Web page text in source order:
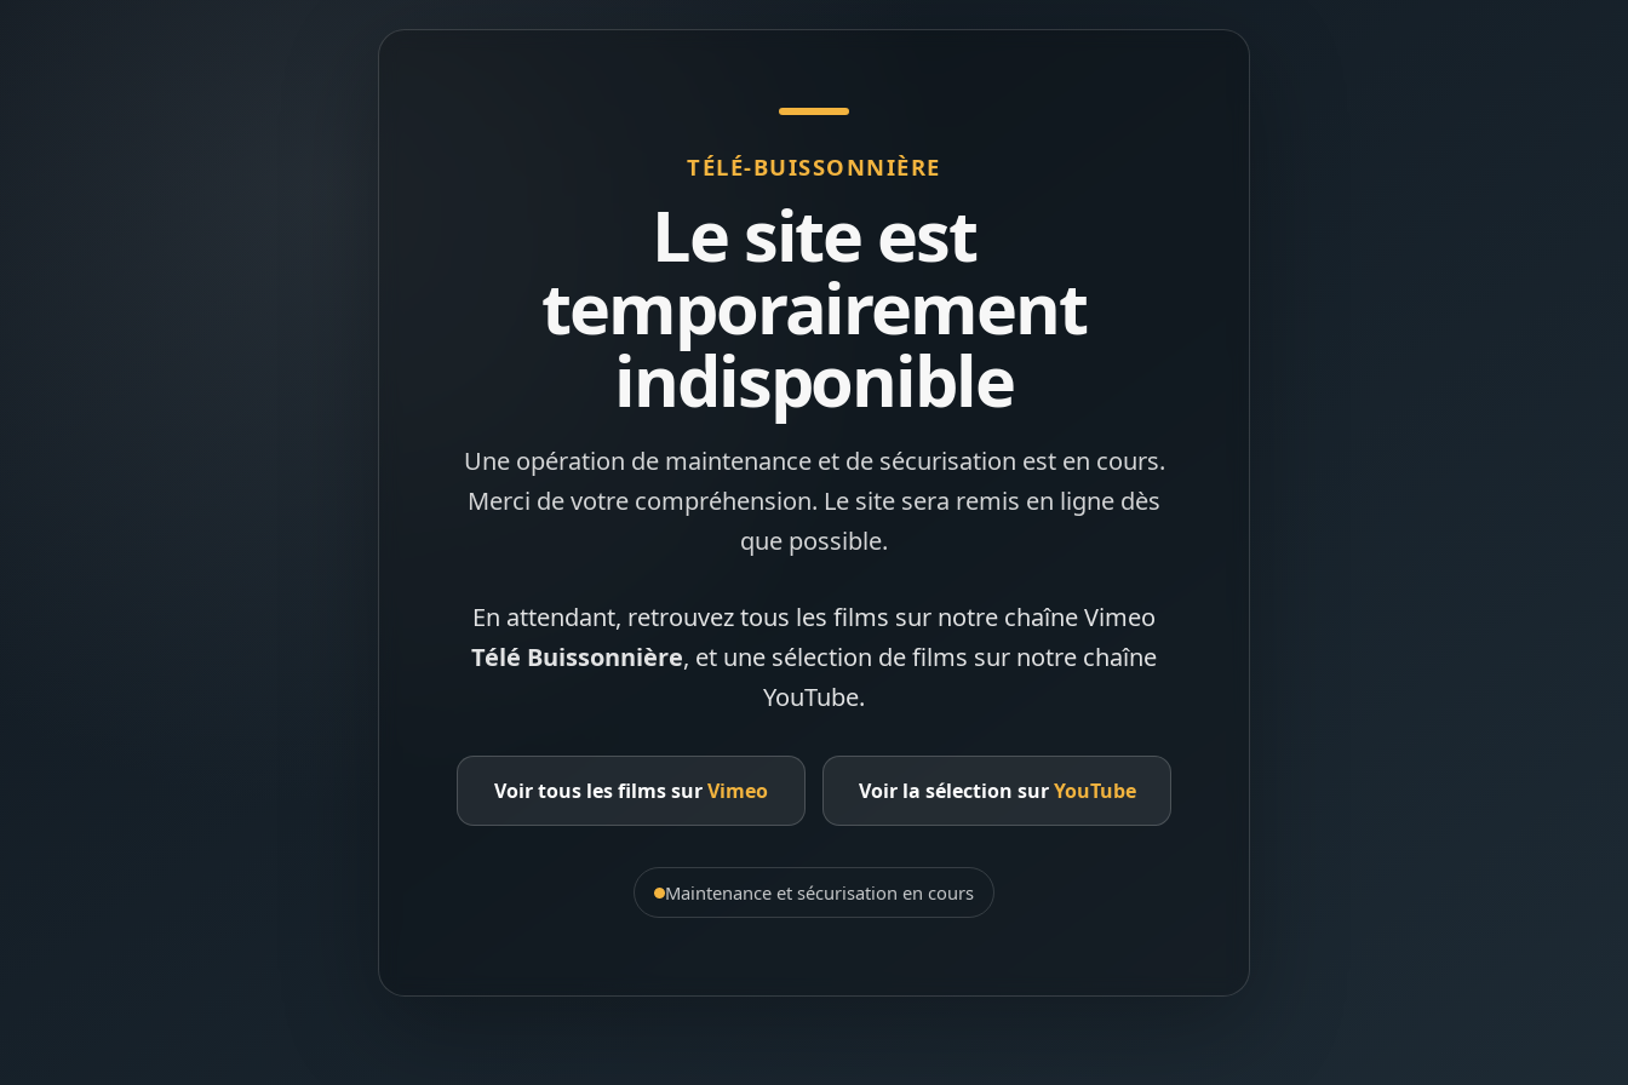
TÉLÉ-BUISSONNIÈRE
Le site est
temporairement
indisponible
Une opération de maintenance et de sécurisation est en cours.
Merci de votre compréhension. Le site sera remis en ligne dès
que possible.
En attendant, retrouvez tous les films sur notre chaîne Vimeo
Télé Buissonnière, et une sélection de films sur notre chaîne
YouTube.
Voir tous les films surVimeo Voir la sélection surYouTube
Maintenance et sécurisation en cours